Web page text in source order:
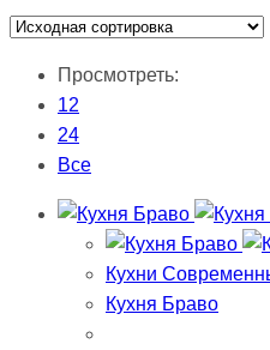
Просмотреть:
12
24
Все
Кухни
Кухня Браво